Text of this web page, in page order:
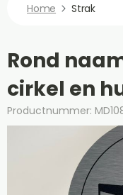
Home Strak
Rond
cirkel en
Productnummer: